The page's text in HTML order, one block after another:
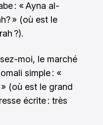
: « Ayna al-
» (où est le
?).
moi, le marché
simple : «
» (où est le grand
écrite : très